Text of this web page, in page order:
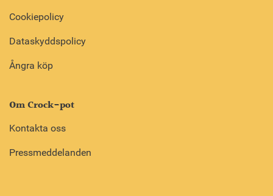
Cookiepolicy
Dataskyddspolicy
Ångra köp
Om Crock-pot
Kontakta oss
Pressmeddelanden